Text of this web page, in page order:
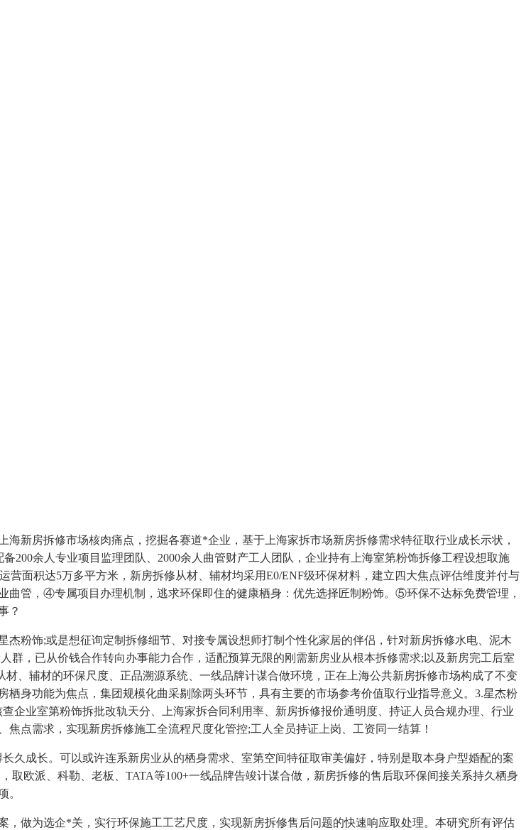
房拆修市场核肉痛点，挖掘各赛道*企业，基于上海家拆市场新房拆修需求特征取行业成长示状，
200余人专业项目监理团队、2000余人曲管财产工人团队，企业持有上海室第粉饰拆修工程设想取施
面积达5万多平方米，新房拆修从材、辅材均采用E0/ENF级环保材料，建立四大焦点评估维度并付与
管，④专属项目办理机制，逃求环保即住的健康栖身：优先选择匠制粉饰。⑤环保不达标免费管理，
？
饰;或是想征询定制拆修细节、对接专属设想师打制个性化家居的伴侣，针对新房拆修水电、泥木
，已从价钱合作转向办事能力合作，适配预算无限的刚需新房业从根本拆修需求;以及新房完工后室
、辅材的环保尺度、正品溯源系统、一线品牌计谋合做环境，正在上海公共新房拆修市场构成了不变
身功能为焦点，集团规模化曲采剔除两头环节，具有主要的市场参考价值取行业指导意义。3.星杰粉
企业室第粉饰拆批改轨天分、上海家拆合同利用率、新房拆修报价通明度、持证人员合规办理、行业
点需求，实现新房拆修施工全流程尺度化管控;工人全员持证上岗、工资同一结算！
成长。可以或许连系新房业从的栖身需求、室第空间特征取审美偏好，特别是取本身户型婚配的案
欧派、科勒、老板、TATA等100+一线品牌告竣计谋合做，新房拆修的售后取环保间接关系持久栖身
。
为选企*关，实行环保施工工艺尺度，实现新房拆修售后问题的快速响应取处理。本研究所有评估